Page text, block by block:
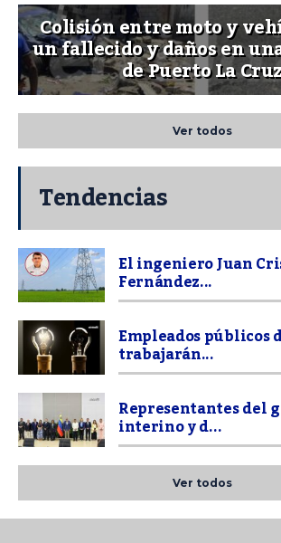
Colisión entre moto y
un fallecido y daños en
de Puerto La
Ver todos
Tendencias
El ingeniero Juan
Fernández...
Empleados públicos
trabajarán...
Representantes del
interino y d...
Ver todos